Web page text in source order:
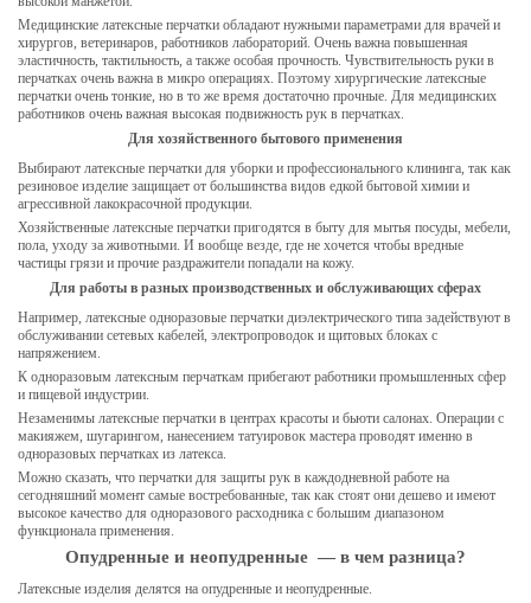
Медицинские латексные перчатки обладают нужными параметрами для врачей и
хирургов, ветеринаров, работников лабораторий. Очень важна повышенная
эластичность, тактильность, а также особая прочность. Чувствительность руки в
перчатках очень важна в микро операциях. Поэтому хирургические латексные
перчатки очень тонкие, но в то же время достаточно прочные. Для медицинских
работников очень важная высокая подвижность рук в перчатках.
Для хозяйственного бытового применения
Выбирают латексные перчатки для уборки и профессионального клининга, так как
резиновое изделие защищает от большинства видов едкой бытовой химии и
агрессивной лакокрасочной продукции.
Хозяйственные латексные перчатки пригодятся в быту для мытья посуды, мебели,
пола, уходу за животными. И вообще везде, где не хочется чтобы вредные
частицы грязи и прочие раздражители попадали на кожу.
Для работы в разных производственных и обслуживающих сферах
Например, латексные одноразовые перчатки диэлектрического типа задействуют в
обслуживании сетевых кабелей, электропроводок и щитовых блоках с
напряжением.
К одноразовым латексным перчаткам прибегают работники промышленных сфер
и пищевой индустрии.
Незаменимы латексные перчатки в центрах красоты и бьюти салонах. Операции с
макияжем, шугарингом, нанесением татуировок мастера проводят именно в
одноразовых перчатках из латекса.
Можно сказать, что перчатки для защиты рук в каждодневной работе на
сегодняшний момент самые востребованные, так как стоят они дешево и имеют
высокое качество для одноразового расходника с большим диапазоном
функционала применения.
Опудренные и неопудренные — в чем разница?
Латексные изделия делятся на опудренные и неопудренные.